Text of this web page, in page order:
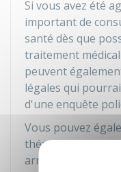
Si vous avez été
important de
santé dès que
traitement
peuvent
légales qui
d'une enquête
Vous pouvez
thérapeute pour
arriver.